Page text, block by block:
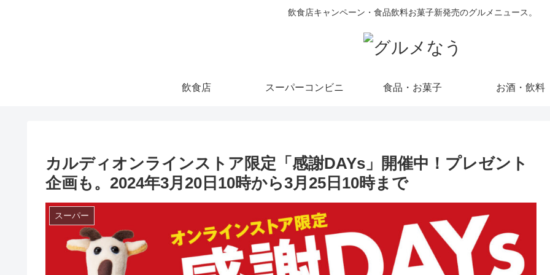
飲食店キャンペーン・食品飲料お菓子新発売のグルメニュース。
飲食店 スーパーコンビニ 食品・お菓子 お酒・飲料
カルディオンラインストア限定「感謝DAYs」開催中！プレゼント
企画も。2024年3月20日10時から3月25日10時まで
スーパー